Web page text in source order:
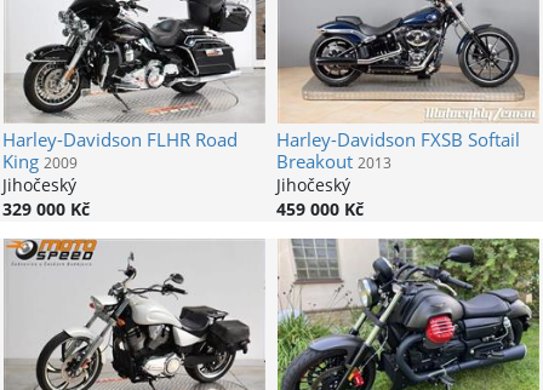
Harley-Davidson FLHR Road
King 2009
Jihočeský
329 000 Kč
Harley-Davidson FXSB Softail
Breakout 2013
Jihočeský
459 000 Kč